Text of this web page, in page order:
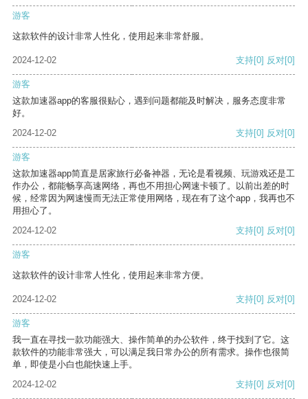
游客
这款软件的设计非常人性化，使用起来非常舒服。
2024-12-02 支持[0] 反对[0]
游客
这款加速器app的客服很贴心，遇到问题都能及时解决，服务态度非常
好。
2024-12-02
支持[0] 反对[0]
游客
这款加速器app简直是居家旅行必备神器，无论是看视频、玩游戏还是工
作办公，都能畅享高速网络，再也不用担心网速卡顿了。以前出差的时
候，经常因为网速慢而无法正常使用网络，现在有了这个app，我再也不
用担心了。
2024-12-02
支持[0] 反对[0]
游客
这款软件的设计非常人性化，使用起来非常方便。
2024-12-02 支持[0] 反对[0]
游客
我一直在寻找一款功能强大、操作简单的办公软件，终于找到了它。这
款软件的功能非常强大，可以满足我日常办公的所有需求。操作也很简
单，即使是小白也能快速上手。
2024-12-02
支持[0] 反对[0]